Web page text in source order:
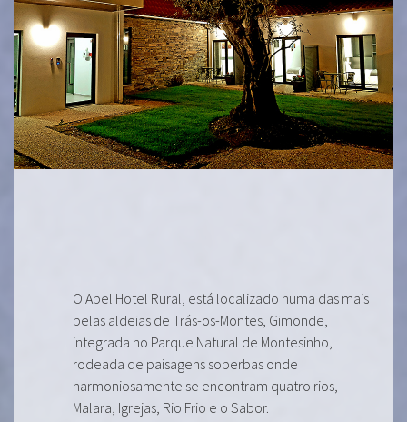
O Abel Hotel Rural, está localizado numa das mais
belas aldeias de Trás-os-Montes, Gimonde,
integrada no Parque Natural de Montesinho,
rodeada de paisagens soberbas onde
harmoniosamente se encontram quatro rios,
Malara, Igrejas, Rio Frio e o Sabor.